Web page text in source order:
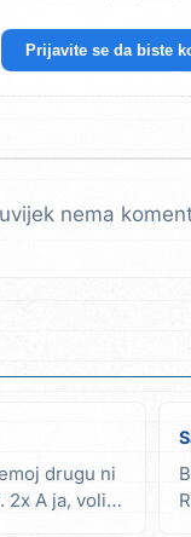
Prijavite se da biste
nema
drugu ni
2x A ja, volim